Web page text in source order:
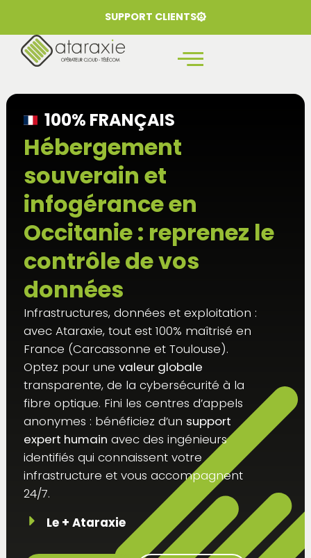
SUPPORT CLIENTS
100% FRANÇAIS
Hébergement
souverain et
infogérance en
Occitanie : reprenez le
contrôle de vos
données
Infrastructures, données et exploitation :
avec Ataraxie, tout est 100% maîtrisé en
France (Carcassonne et Toulouse).
Optez pour une valeur globale
transparente, de la cybersécurité à la
fibre optique. Fini les centres d’appels
anonymes : bénéficiez d’un support
expert humain avec des ingénieurs
identifiés qui connaissent votre
infrastructure et vous accompagnent
24/7.
Le + Ataraxie